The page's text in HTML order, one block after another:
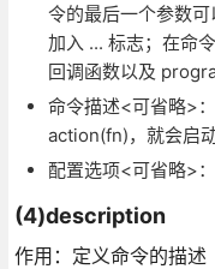
令的最后一个参数
加入 ... 标志；在命
回调函数以及
命令描述<可省略>
action(fn)，就会启
配置选项<可省略>
(4)description
作用：定义命令的描述